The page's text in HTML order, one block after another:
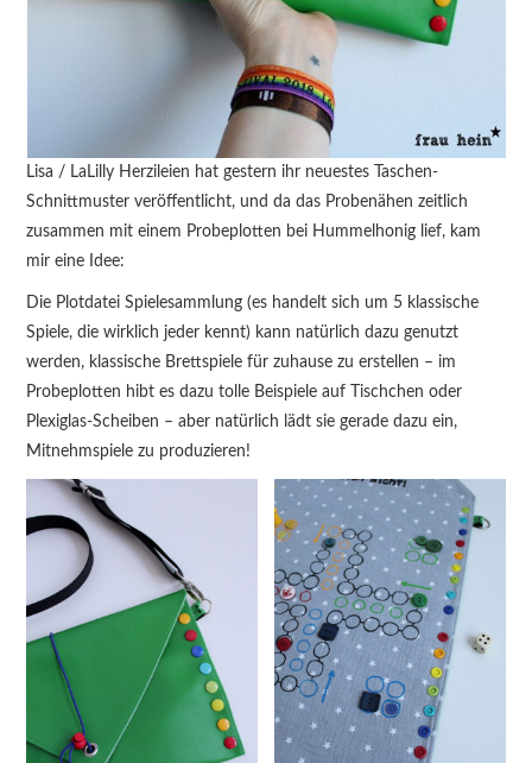
Lisa / LaLilly Herzileien hat gestern ihr neuestes Taschen-
Schnittmuster veröffentlicht, und da das Probenähen zeitlich
zusammen mit einem Probeplotten bei Hummelhonig lief, kam
mir eine Idee:
Die Plotdatei Spielesammlung (es handelt sich um 5 klassische
Spiele, die wirklich jeder kennt) kann natürlich dazu genutzt
werden, klassische Brettspiele für zuhause zu erstellen – im
Probeplotten hibt es dazu tolle Beispiele auf Tischchen oder
Plexiglas-Scheiben – aber natürlich lädt sie gerade dazu ein,
Mitnehmspiele zu produzieren!